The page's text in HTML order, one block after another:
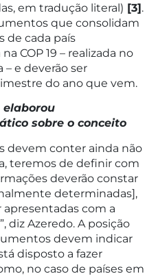
em tradução literal) [3].
que consolidam
de cada país
COP 19 – realizada no
– e deverão ser
do ano que vem.
elaborou
sobre o conceito
devem conter ainda não
teremos de definir com
deverão constar
determinadas],
apresentadas com a
diz Azeredo. A posição
devem indicar
disposto a fazer
no caso de países em